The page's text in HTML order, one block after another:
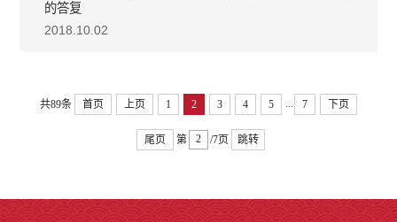
的答复
2018.10.02
共89条 首页 上页 1 2 3 4 5 7 下页
尾页 第 /7页 跳转